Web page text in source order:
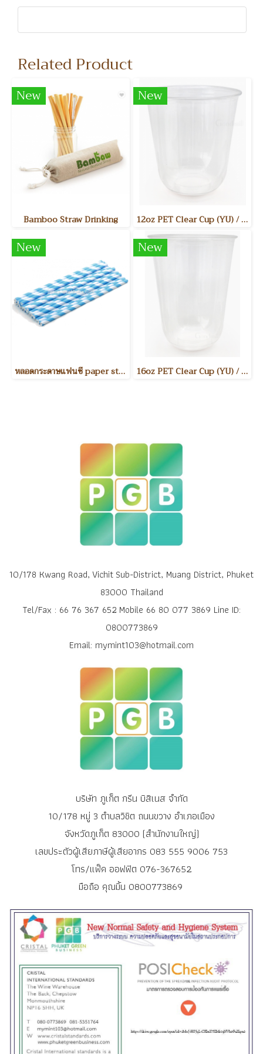
Related Product
New
Bamboo Straw Drinking
New
12oz PET Clear Cup (YU) / แก้วพลาสติกใส PET 12 ออนซ์ รุ่น YU ขนาดสินค้า : Dia. 90mm 50ชิ้น/แพค 1,000 ชิ้น/ลัง
New
หลอดกระดาษแฟนซี paper straw
New
16oz PET Clear Cup (YU) / แก้วพลาสติกใส PET 16 ออนซ์ รุ่น YU ขนาดสินค้า : Dia. 90mm 50ชิ้น/แพค 1,000ชิ้น/ลัง
10/178 Kwang Road, Vichit Sub-District, Muang District, Phuket
83000 Thailand
Tel/Fax : 66 76 367 652 Mobile 66 80 077 3869 Line ID:
0800773869
Email: mymint103@hotmail.com
บริษัท ภูเก็ต กรีน บิสิเนส จำกัด
10/178 หมู่ 3 ตำบลวิชิต ถนนขวาง อำเภอเมือง
จังหวัดภูเก็ต 83000 (สำนักงานใหญ่)
เลขประตัวผู้เสียภาษีผู้เสียอากร 083 555 9006 753
โทร/แฟ็ค ออฟฟิต 076-367652
มือถือ คุณมิ้น 0800773869